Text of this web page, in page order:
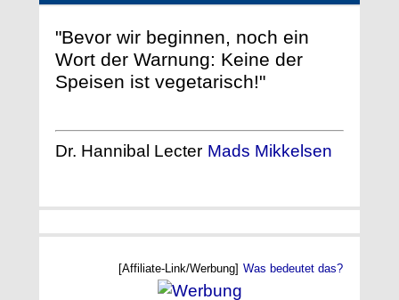
"Bevor wir beginnen, noch ein
Wort der Warnung: Keine der
Speisen ist vegetarisch!"
Dr. Hannibal Lecter Mads Mikkelsen
[Affiliate-Link/Werbung] Was bedeutet das?